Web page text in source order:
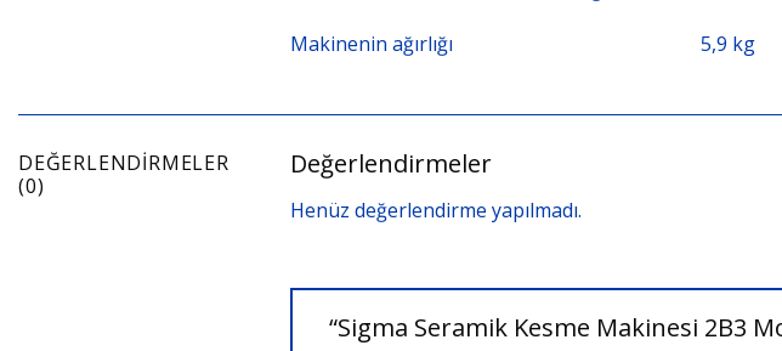
Makinenin ağırlığı 5,9 kg
DEĞERLENDIRMELER
(0)
Değerlendirmeler
Henüz değerlendirme yapılmadı.
“Sigma Seramik Kesme Makinesi 2B3